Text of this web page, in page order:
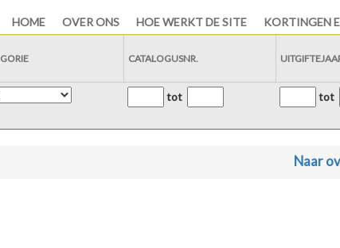
HOME OVER ONS HOE WERKT DE SITE KORTINGEN
CATALOGUSNR.
tot tot
Naar